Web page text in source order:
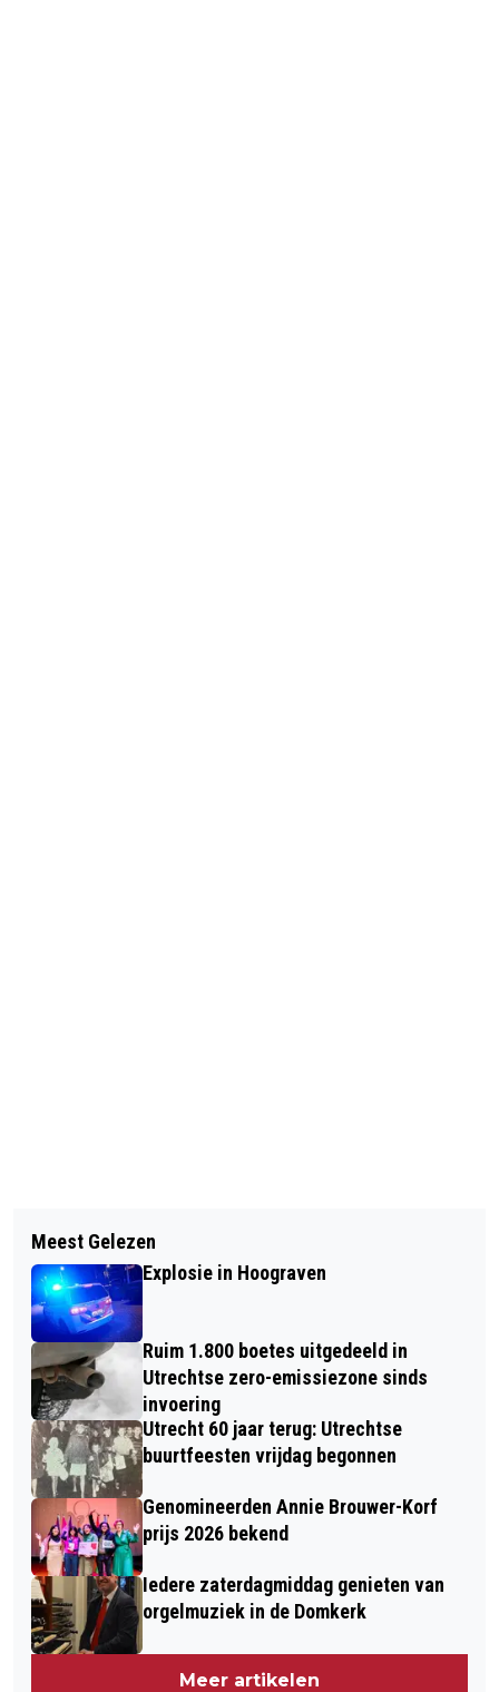
HONDERD NIEUWE VOGELHUISJES IN
DE BOTANISCHE TUINEN
EXPLOSIE BIJ WONING IN LUNETTEN
Meest Gelezen
Explosie in Hoograven
Ruim 1.800 boetes uitgedeeld in
Utrechtse zero-emissiezone sinds
invoering
Utrecht 60 jaar terug: Utrechtse
buurtfeesten vrijdag begonnen
Genomineerden Annie Brouwer-Korf
prijs 2026 bekend
Iedere zaterdagmiddag genieten van
orgelmuziek in de Domkerk
Meer artikelen